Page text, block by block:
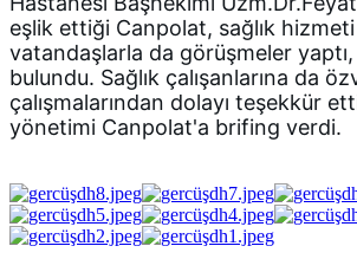
eşlik ettiği Canpolat, sağlık
vatandaşlarla da görüşmeler
bulundu. Sağlık çalışanlarına da
çalışmalarından dolayı teşekkür
yönetimi Canpolat'a brifing verdi.